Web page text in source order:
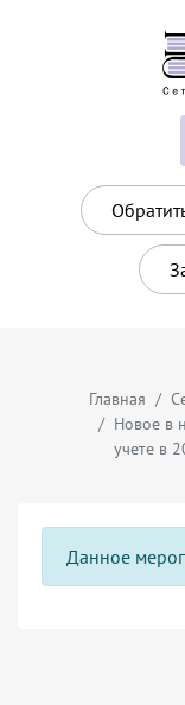
Главная
Новое в
учете в
Данное